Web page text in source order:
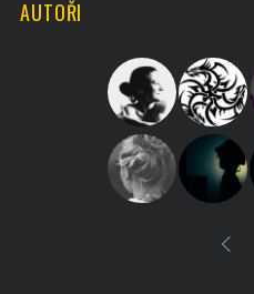
c
AUTOŘI